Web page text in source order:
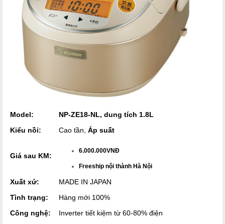
Model: NP-ZE18-NL, dung tích 1.8L
Kiểu nồi:
Cao tần, Áp suất
Giá sau KM:
6.000.000VNĐ
Freeship nội thành Hà Nội
Xuất xứ:
MADE IN JAPAN
Tình trạng:
Hàng mới 100%
Công nghệ:
Inverter tiết kiệm từ 60-80% điện